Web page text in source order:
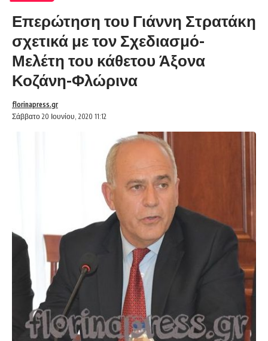
Επερώτηση του Γιάννη Στρατάκη
σχετικά με τον Σχεδιασμό-
Μελέτη του κάθετου Άξονα
Κοζάνη-Φλώρινα
Σάββατο 20 Ιουνίου, 2020 11:12
florinapress.gr